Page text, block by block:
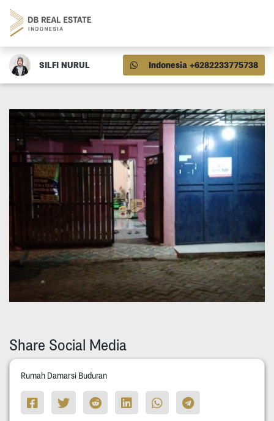
SILFI NURUL Indonesia +6282233775738
Share Social Media
Rumah Damarsi Buduran